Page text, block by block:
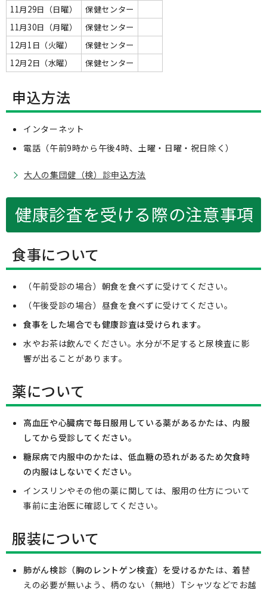
11月29日（日曜）
保健センター
11月30日（月曜）
保健センター
12月1日（火曜）
保健センター
12月2日（水曜）
保健センター
申込方法
インターネット
電話（午前9時から午後4時、土曜・日曜・祝日除く）
大人の集団健（検）診申込方法
健康診査を受ける際の注意事項
食事について
（午前受診の場合）朝食を食べずに受けてください。
（午後受診の場合）昼食を食べずに受けてください。
食事をした場合でも健康診査は受けられます。
水やお茶は飲んでください。水分が不足すると尿検査に影
響が出ることがあります。
薬について
高血圧や心臓病で毎日服用している薬があるかたは、内服
してから受診してください。
糖尿病で内服中のかたは、低血糖の恐れがあるため欠食時
の内服はしないでください。
インスリンやその他の薬に関しては、服用の仕方について
事前に主治医に確認してください。
服装について
肺がん検診（胸のレントゲン検査）を受けるかた は、着替
えの必要が無いよう、柄のない（無地）Tシャツなどでお越